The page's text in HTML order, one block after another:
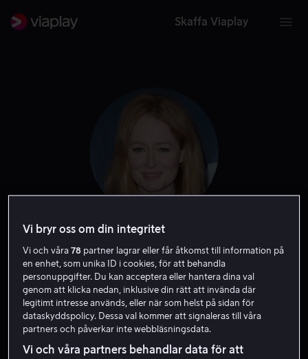
Skaffa Viaplay
Miranda Otto
Skådespelare Röst Exekutiv producent
Vi bryr oss om din integritet
Vi och våra78 partner lagrar eller får åtkomst till information på
en enhet, som unika ID i cookies, för att behandla
personuppgifter. Du kan acceptera eller hantera dina val
genom att klicka nedan, inklusive din rätt att invända där
legitimt intresse används, eller när som helst på sidan för
dataskyddspolicy. Dessa val kommer att signaleras till våra
partners och påverkar inte webbläsningsdata.
Vi och våra partners behandlar data för att